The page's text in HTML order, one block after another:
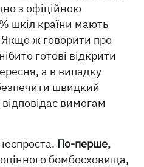
з офіційною
шкіл країни мають
Якщо ж говорити про
готові відкрити
а в випадку
швидкий
вимогам
По-перше,
бомбосховища,